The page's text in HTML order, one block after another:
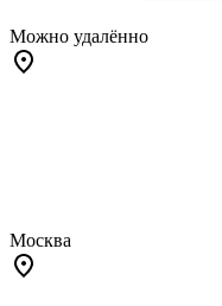
Можно удалённо
Москва